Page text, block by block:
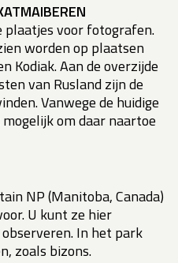
plaatjes voor fotografen.
worden op plaatsen
Kodiak. Aan de overzijde
van Rusland zijn de
Vanwege de huidige
om daar naartoe
NP (Manitoba, Canada)
U kunt ze hier
In het park
zoals bizons.